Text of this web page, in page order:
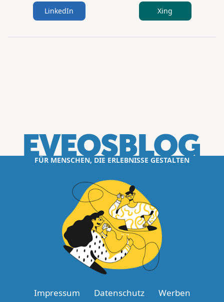
LinkedIn Xing
FÜR MENSCHEN, DIE ERLEBNISSE GESTALTEN
Impressum Datenschutz Werben